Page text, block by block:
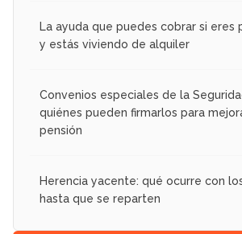
La ayuda que puedes cobrar si eres
y estás viviendo de alquiler
Convenios especiales de la
quiénes pueden firmarlos para
pensión
Herencia yacente: qué ocurre con
hasta que se reparten